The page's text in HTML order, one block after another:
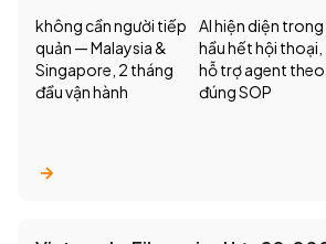
không cần người tiếp
quản — Malaysia &
Singapore, 2 tháng
đầu vận hành
AI hiện diện trong
hầu hết hội thoại,
hỗ trợ agent theo
đúng SOP